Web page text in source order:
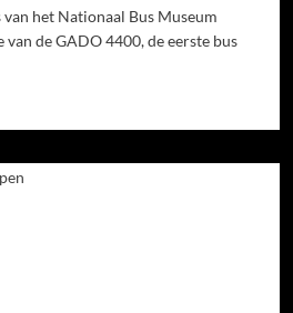
het Nationaal Bus Museum
de GADO 4400, de eerste bus